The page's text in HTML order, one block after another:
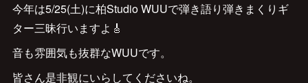
今年は5/25(土)に柏Studio WUUで弾き語り弾きまくりギ
ター三昧行いますよ🎸
音も雰囲気も抜群なWUUです。
皆さん是非観にいらしてくださいね。